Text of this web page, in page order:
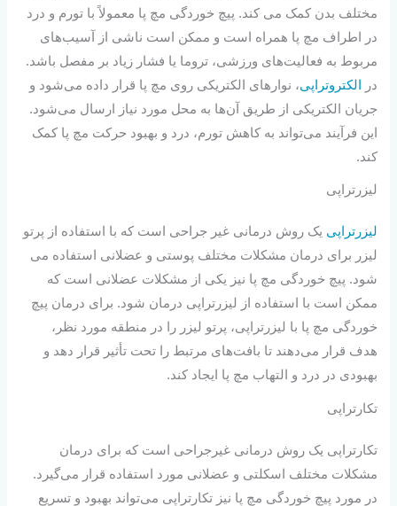
مختلف بدن کمک می کند. پیچ خوردگی مچ پا معمولاً با تورم و درد
در اطراف مچ پا همراه است و ممکن است ناشی از آسیب‌های
مربوط به فعالیت‌های ورزشی، تروما یا فشار زیاد بر مفصل باشد.
در الکتروتراپی، نوارهای الکتریکی روی مچ پا قرار داده می‌شود و
جریان الکتریکی از طریق آن‌ها به محل مورد نیاز ارسال می‌شود.
این فرآیند می‌تواند به کاهش تورم، درد و بهبود حرکت مچ پا کمک
کند.
لیزرتراپی
لیزرتراپی یک روش درمانی غیر جراحی است که با استفاده از پرتو
لیزر برای درمان مشکلات مختلف پوستی و عضلانی استفاده می
شود. پیچ خوردگی مچ پا نیز یکی از مشکلات عضلانی است که
ممکن است با استفاده از لیزرتراپی درمان شود. برای درمان پیچ
خوردگی مچ پا با لیزرتراپی، پرتو لیزر را در منطقه مورد نظر،
هدف قرار می‌دهند تا بافت‌های مرتبط را تحت تأثیر قرار دهد و
بهبودی در درد و التهاب مچ پا ایجاد کند.
تکارتراپی
تکارتراپی یک روش درمانی غیرجراحی است که برای درمان
مشکلات مختلف اسکلتی و عضلانی مورد استفاده قرار می‌گیرد.
در مورد پیچ خوردگی مچ پا نیز تکارتراپی می‌تواند بهبود و تسریع